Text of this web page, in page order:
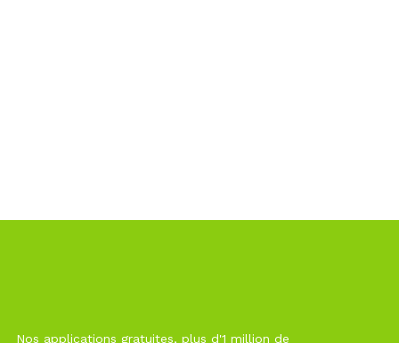
Nos applications gratuites, plus d'1 million de